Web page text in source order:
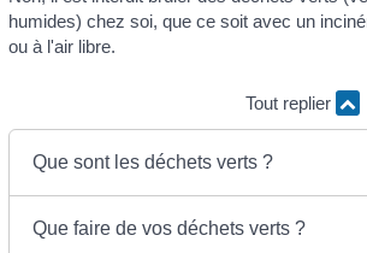
humides) chez soi, que ce soit avec un
ou à l'air libre.
Tout replier
Que sont les déchets verts ?
Que faire de vos déchets verts ?